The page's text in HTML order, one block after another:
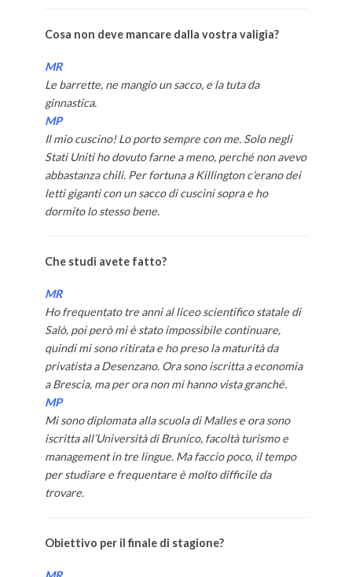
Cosa non deve mancare dalla vostra valigia?
MR
Le barrette, ne mangio un sacco, e la tuta da
ginnastica.
MP
Il mio cuscino! Lo porto sempre con me. Solo negli
Stati Uniti ho dovuto farne a meno, perché non avevo
abbastanza chili. Per fortuna a Killington c’erano dei
letti giganti con un sacco di cuscini sopra e ho
dormito lo stesso bene.
Che studi avete fatto?
MR
Ho frequentato tre anni al liceo scientifico statale di
Salò, poi però mi è stato impossibile continuare,
quindi mi sono ritirata e ho preso la maturità da
privatista a Desenzano. Ora sono iscritta a economia
a Brescia, ma per ora non mi hanno vista granché.
MP
Mi sono diplomata alla scuola di Malles e ora sono
iscritta all’Università di Brunico, facoltà turismo e
management in tre lingue. Ma faccio poco, il tempo
per studiare e frequentare è molto difficile da
trovare.
Obiettivo per il finale di stagione?